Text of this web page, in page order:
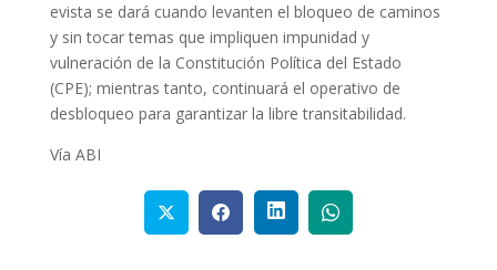
evista se dará cuando levanten el bloqueo de caminos
y sin tocar temas que impliquen impunidad y
vulneración de la Constitución Política del Estado
(CPE); mientras tanto, continuará el operativo de
desbloqueo para garantizar la libre transitabilidad.
Vía ABI